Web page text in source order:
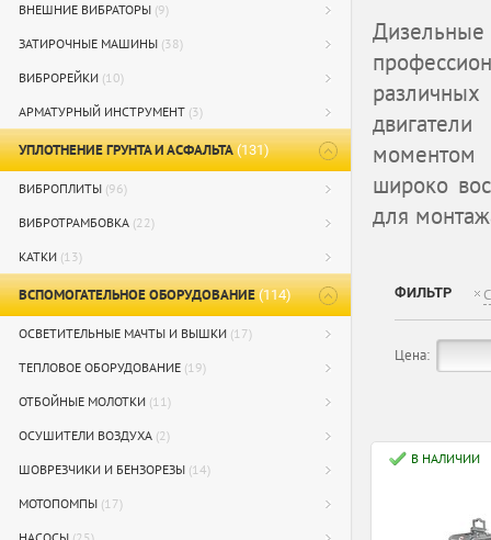
ВНЕШНИЕ ВИБРАТОРЫ (9)
ЗАТИРОЧНЫЕ МАШИНЫ (38)
ВИБРОРЕЙКИ (10)
АРМАТУРНЫЙ ИНСТРУМЕНТ (3)
УПЛОТНЕНИЕ ГРУНТА И АСФАЛЬТА(131)
ВИБРОПЛИТЫ (96)
ВИБРОТРАМБОВКА (22)
КАТКИ (13)
ВСПОМОГАТЕЛЬНОЕ ОБОРУДОВАНИЕ(114)
ОСВЕТИТЕЛЬНЫЕ МАЧТЫ И ВЫШКИ (17)
ТЕПЛОВОЕ ОБОРУДОВАНИЕ (19)
ОТБОЙНЫЕ МОЛОТКИ (11)
ОСУШИТЕЛИ ВОЗДУХА (2)
ШОВРЕЗЧИКИ И БЕНЗОРЕЗЫ (14)
МОТОПОМПЫ (17)
моментом
широко
для
ФИЛЬТР
Цена:
В НАЛИЧИИ